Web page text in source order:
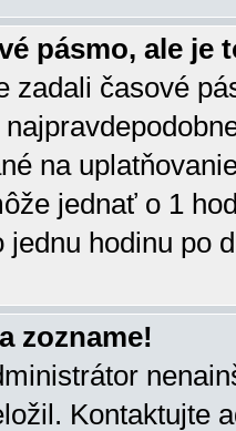
pásmo, ale je
zadali časové
na
jednať o 1
jednu hodinu po
zozname!
Kontaktujte